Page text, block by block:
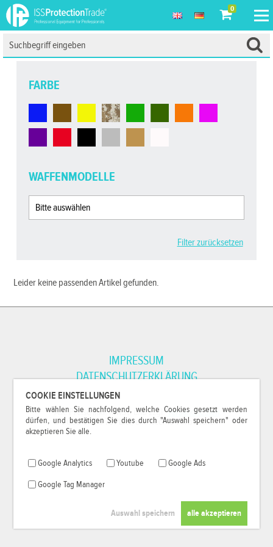
COOKIE EINSTELLUNGEN
Bitte wählen Sie nachfolgend, welche Cookies gesetzt werden
dürfen, und bestätigen Sie dies durch "Auswahl speichern" oder
akzeptieren Sie alle.
Google Analytics Youtube Google Ads
Google Tag Manager
0
FARBE
WAFFENMODELLE
Filter zurücksetzen
Leider keine passenden Artikel gefunden.
IMPRESSUM
DATENSCHUTZERKLÄRUNG
*Alle Preise inkl. MwSt. und zzgl.Versandkosten
© 2000-2026 79Pixel, alle Rechte vorbehalten.